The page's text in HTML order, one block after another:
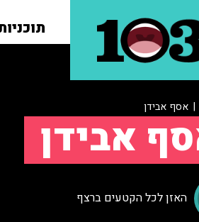
| אסף אבידן
אבידן
האזן לכל הקטעים ברצף